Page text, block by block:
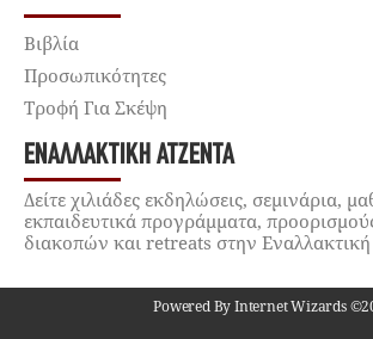
Βιβλία
Προσωπικότητες
Τροφή Για Σκέψη
ΕΝΑΛΛΑΚΤΙΚΉ ΑΤΖΈΝΤΑ
Δείτε χιλιάδες εκδηλώσεις, σεμινάρια,
εκπαιδευτικά προγράμματα,
διακοπών και retreats στην Εναλλακτική
Powered By Internet Wizards